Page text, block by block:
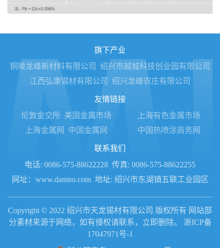
旗下产业
铜陵龙峰新材料有限公司
绍兴市越城科技创业园有限公司
江西弘康锡材有限公司
绍兴龙峰农庄有限公司
友情链接
伦敦金交所 美国金属市场
上海金属网
中国金属网
上海有色金属市场
中国热喷涂商务网
联系我们
电话: 0086-575-88622228 传真: 0086-575-88622255
网址：www.damno.com 地址: 绍兴市东湖镇五联工业园区
Copyright © 2022 绍兴市天龙锡材有限公司 版权所有 网站部
分素材来源于网络，如有侵权请联系，立即删除。 浙ICP备
17047971号-1